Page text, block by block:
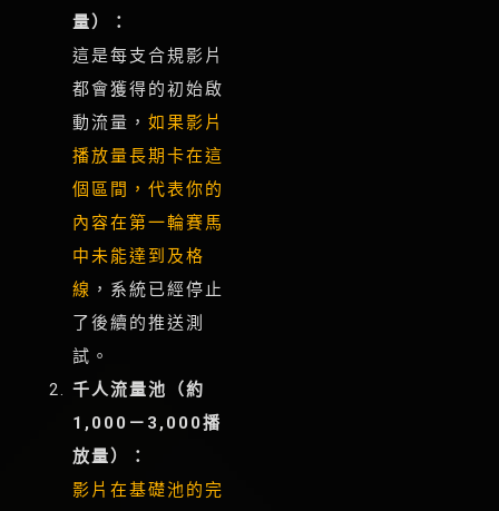
量）：
這是每支合規影片
都會獲得的初始啟
動流量， 如果影片
播放量長期卡在這
個區間，代表你的
內容在第一輪賽馬
中未能達到及格
線 ，系統已經停止
了後續的推送測
試。
千人流量池（約
1,000－3,000播
放量）：
影片在基礎池的完